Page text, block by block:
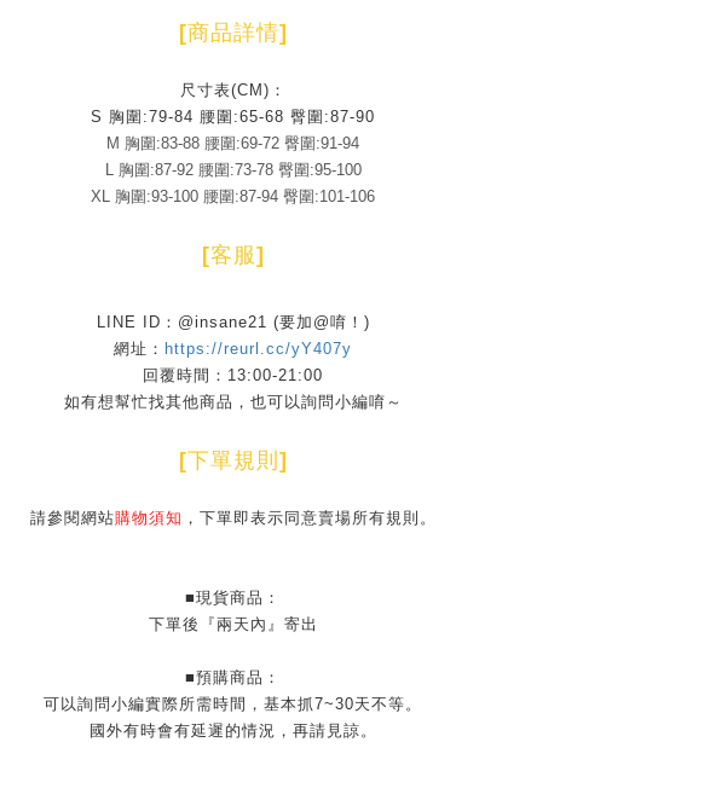
[商品詳情]
尺寸表(CM)：
S 胸圍:79-84 腰圍:65-68 臀圍:87-90
M 胸圍:83-88 腰圍:69-72 臀圍:91-94
L 胸圍:87-92 腰圍:73-78 臀圍:95-100
XL 胸圍:93-100 腰圍:87-94 臀圍:101-106
[客服]
LINE ID：@insane21 (要加@唷！)
網址： https://reurl.cc/yY407y
回覆時間：13:00-21:00
如有想幫忙找其他商品，也可以詢問小編唷～
[下單規則 ]
請參閱網站購物須知 ，下單即表示同意賣場所有規則。
■現貨商品：
下單後『兩天內』寄出
■預購商品：
可以詢問小編實際所需時間，基本抓7~30天不等。
國外有時會有延遲的情況，再請見諒。